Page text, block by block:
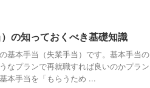
の知っておくべき基礎知識
基本手当（失業手当）です。基本手当の
なプランで再就職すれば良いのかプラン
本手当を「もらうため ...